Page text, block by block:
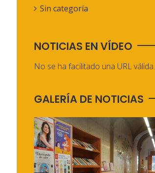
Sin categoría
NOTICIAS EN VÍDEO
No se ha facilitado una URL válida.
GALERÍA DE NOTICIAS